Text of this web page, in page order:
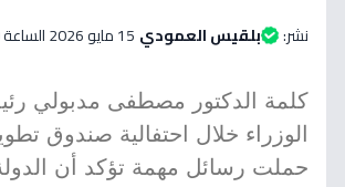
نشر: بلقيس العمودي 15 مايو 2026 الساعة 12:50 مساءاً
كلمة الدكتور مصطفى مدبولي
الوزراء خلال احتفالية صندوق
حملت رسائل مهمة تؤكد أن